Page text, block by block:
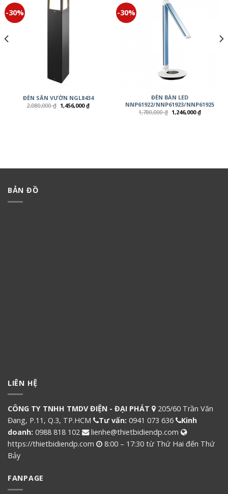
-30%
ĐÈN SÂN VƯỜN NGL8434
2,080,000₫ 1,456,000₫
-30%
ĐÈN BÀN LED
NNP61922/NNP61923/NNP61925
1,780,000₫ 1,246,000₫
BẢN ĐỒ
LIÊN HỆ
CÔNG TY TNHH TMDV ĐIỆN - ĐẠI PHÁT
205/60 Trần Văn
Đang, P.11, Q.3, TP.HCM
Tư vấn: 0941 073 636
Kinh
doanh: 0988 818 102
lienhe@thietbidiendp.com
https://thietbidiendp.com
8:00 – 17:30 từ Thứ Hai đến Thứ
Bảy
FANPAGE